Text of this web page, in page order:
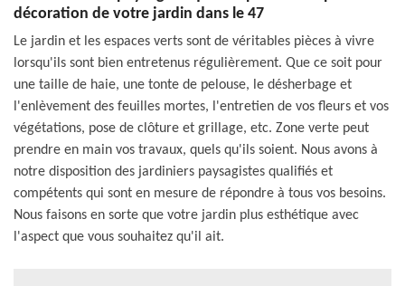
décoration de votre jardin dans le 47
Le jardin et les espaces verts sont de véritables pièces à vivre
lorsqu'ils sont bien entretenus régulièrement. Que ce soit pour
une taille de haie, une tonte de pelouse, le désherbage et
l'enlèvement des feuilles mortes, l'entretien de vos fleurs et vos
végétations, pose de clôture et grillage, etc. Zone verte peut
prendre en main vos travaux, quels qu'ils soient. Nous avons à
notre disposition des jardiniers paysagistes qualifiés et
compétents qui sont en mesure de répondre à tous vos besoins.
Nous faisons en sorte que votre jardin plus esthétique avec
l'aspect que vous souhaitez qu'il ait.